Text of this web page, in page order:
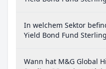
In welchem Sektor
Yield Bond Fund
Wann hat M&G Global